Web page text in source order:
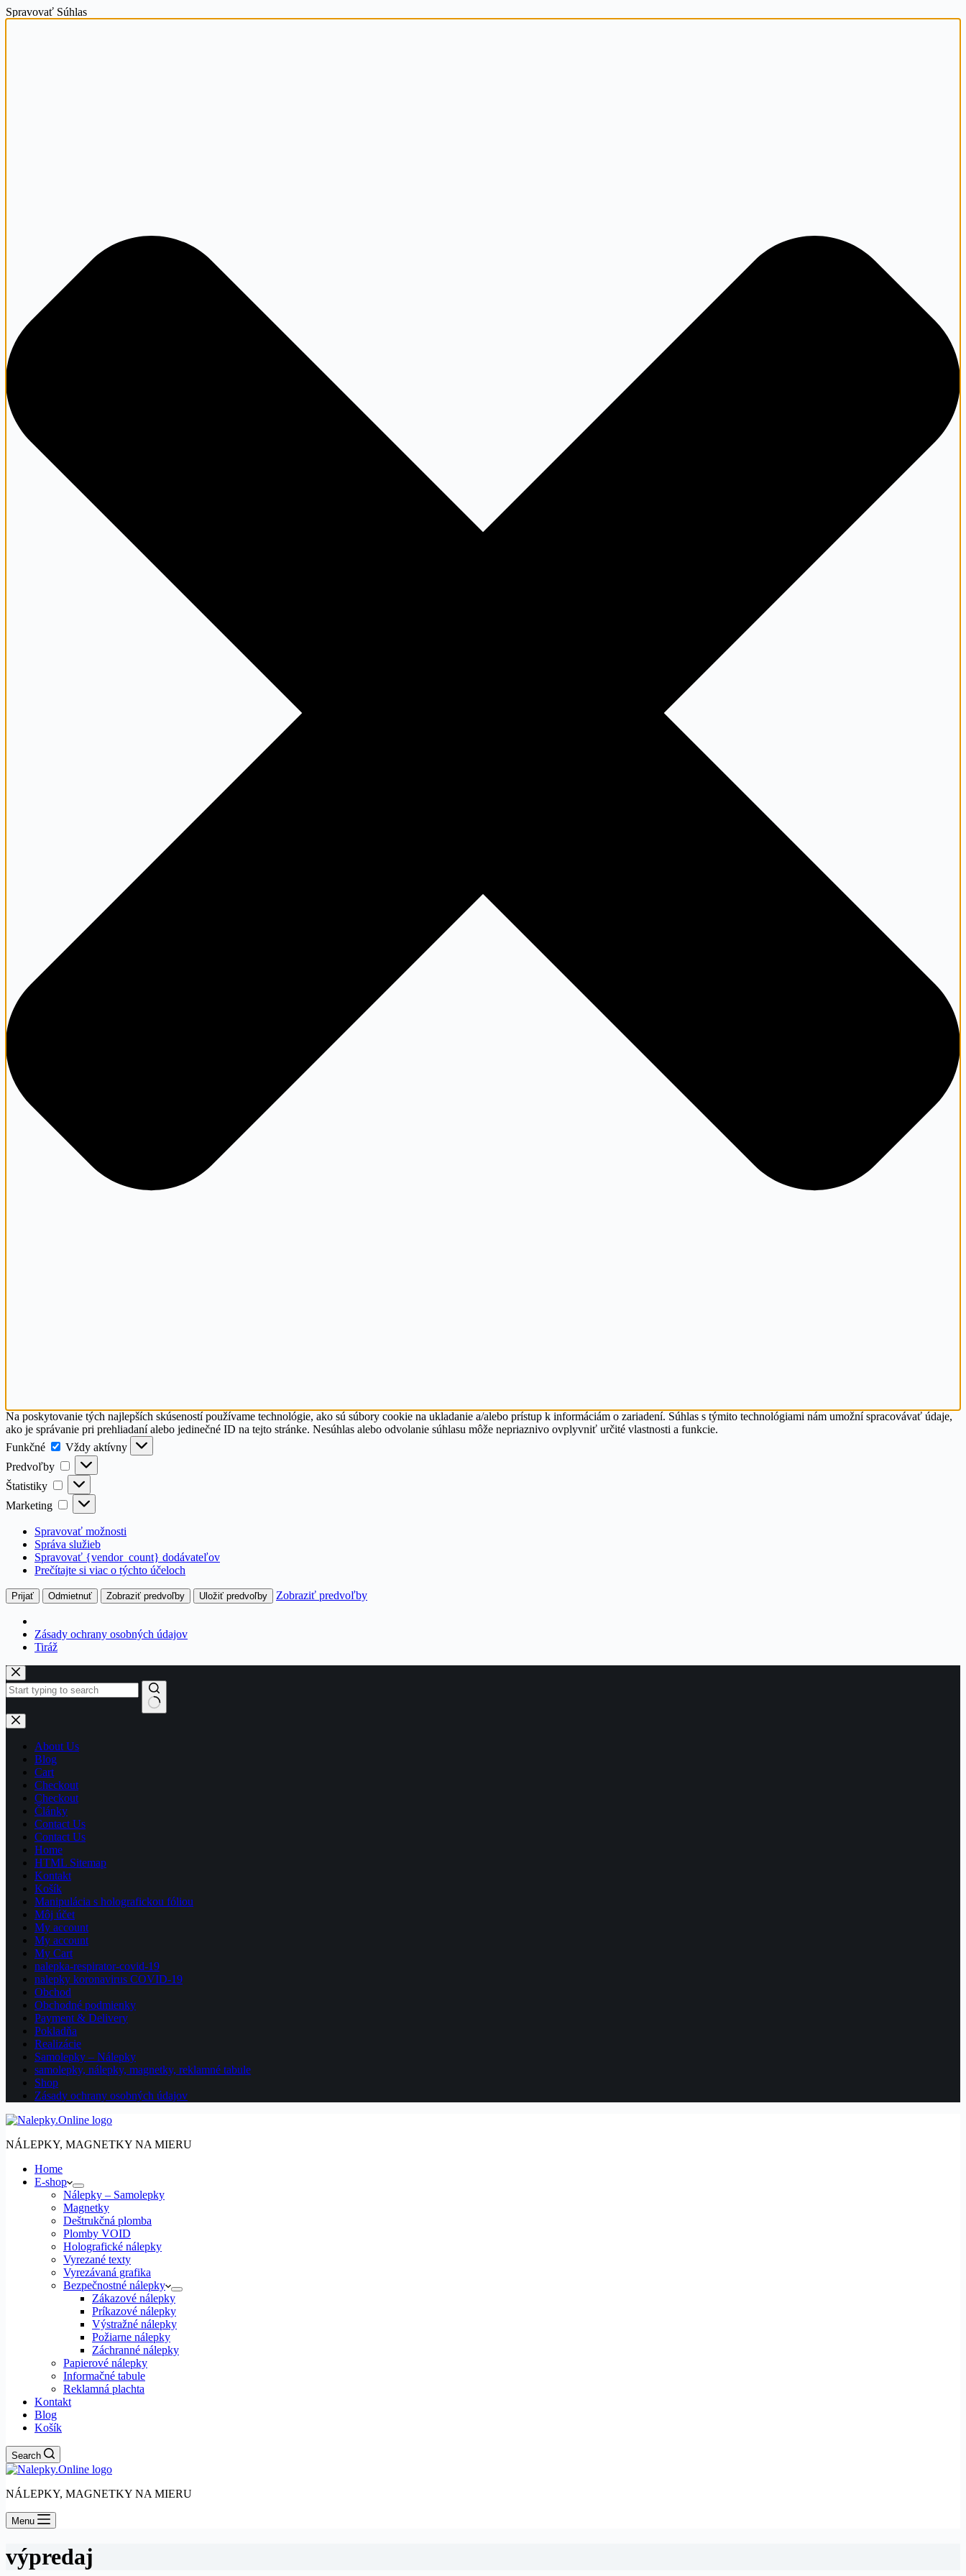
Spravovať Súhlas
Na poskytovanie tých najlepších skúseností používame technológie, ako sú súbory cookie na ukladanie a/alebo prístup k informáciám o zariadení. Súhlas s týmito technológiami nám umožní spracovávať údaje,
ako je správanie pri prehliadaní alebo jedinečné ID na tejto stránke. Nesúhlas alebo odvolanie súhlasu môže nepriaznivo ovplyvniť určité vlastnosti a funkcie.
Funkčné
Funkčné
Vždy aktívny
Predvoľby
Predvoľby
Štatistiky Štatistiky
Marketing Marketing
Spravovať možnosti
Správa služieb
Spravovať {vendor_count} dodávateľov
Prečítajte si viac o týchto účeloch
Prijať Odmietnuť Zobraziť predvoľby Uložiť predvoľby Zobraziť predvoľby
Zásady ochrany osobných údajov
Tiráž
Skip
to
content
No
results
About Us
Blog
Cart
Checkout
Checkout
Články
Contact Us
Contact Us
Home
HTML Sitemap
Kontakt
Košík
Manipulácia s holografickou fóliou
Môj účet
My account
My account
My Cart
nalepka-respirator-covid-19
nalepky koronavirus COVID-19
Obchod
Obchodné podmienky
Payment & Delivery
Pokladňa
Realizácie
Samolepky – Nálepky
samolepky, nálepky, magnetky, reklamné tabule
Shop
Zásady ochrany osobných údajov
NÁLEPKY, MAGNETKY NA MIERU
Home
E-shop
Nálepky – Samolepky
Magnetky
Deštrukčná plomba
Plomby VOID
Holografické nálepky
Vyrezané texty
Vyrezávaná grafika
Bezpečnostné nálepky
Zákazové nálepky
Príkazové nálepky
Výstražné nálepky
Požiarne nálepky
Záchranné nálepky
Papierové nálepky
Informačné tabule
Reklamná plachta
Kontakt
Blog
Košík
Search
NÁLEPKY, MAGNETKY NA MIERU
Menu
výpredaj